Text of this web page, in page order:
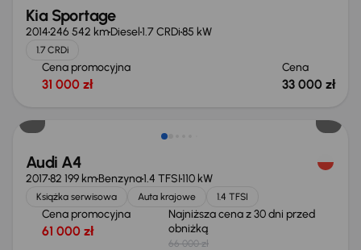
Kia Sportage
2014246 542 kmDiesel1.7 CRDi85 kW
1.7 CRDi
Cena promocyjna
31 000 zł
Cena
33 000 zł
Audi A4
201782 199 kmBenzyna1.4 TFSI110 kW
Książka serwisowa Auta krajowe 1.4 TFSI
Cena promocyjna
61 000 zł
Najniższa cena z 30 dni przed
obniżką
66 000 zł